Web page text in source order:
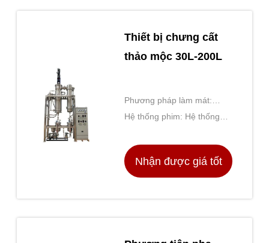
Thiết bị chưng cất
thảo mộc 30L-200L
Phương pháp làm mát:
NƯỚC LÀM MÁT
Hệ thống phim: Hệ thống
Nhận được giá tốt